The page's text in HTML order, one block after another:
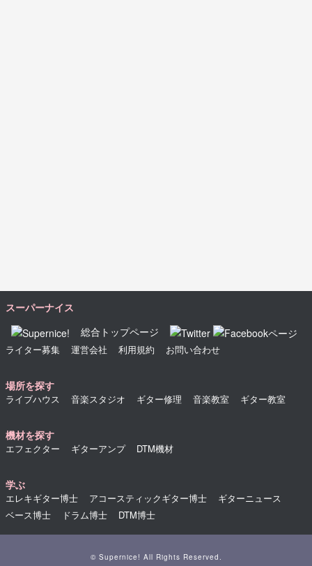
スーパーナイス
総合トップページ
ライター募集 運営会社 利用規約 お問い合わせ
場所を探す
ライブハウス 音楽スタジオ ギター修理 音楽教室 ギター教室
機材を探す
エフェクター ギターアンプ DTM機材
学ぶ
エレキギター博士 アコースティックギター博士
ギターニュース
ベース博士
ドラム博士 DTM博士
© Supernice! All Rights Reserved.